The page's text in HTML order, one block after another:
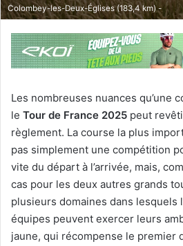
Colombey-les-Deux-Églises (183,4 km) -
Les nombreuses nuances qu’une
le Tour de France 2025 peut
règlement. La course la plus
pas simplement une compétition
vite du départ à l’arrivée, mais,
cas pour les deux autres grands
plusieurs domaines dans lesquels
équipes peuvent exercer leurs
jaune, qui récompense le premier